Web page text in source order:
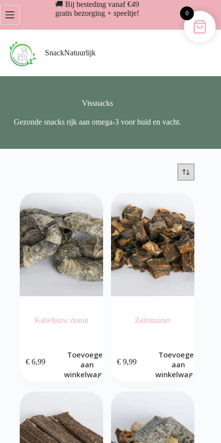
Ga
naar
inhoud
🚚 Bij besteding vanaf €49
gratis bezorging + speeltje!
SnackNatuurlijk
Vissnacks
Gezonde snacks rijk aan omega-3 voor huid en vacht.
Kabeljauw donut
€ 6,99
Toevoegen
aan
winkelwagen
Zalmtrainer
€ 9,99
Toevoegen
aan
winkelwagen
0